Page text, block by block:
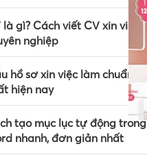
là gì? Cách viết CV xin việc
nghiệp
hồ sơ xin việc làm chuẩn
hiện nay
tạo mục lục tự động trong
nhanh, đơn giản nhất